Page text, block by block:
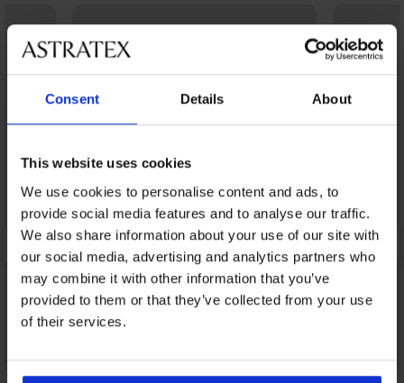
Consent Details About
This website uses cookies
We use cookies to personalise content and ads, to
provide social media features and to analyse our traffic.
We also share information about your use of our site with
our social media, advertising and analytics partners who
may combine it with other information that you’ve
provided to them or that they’ve collected from your use
of their services.